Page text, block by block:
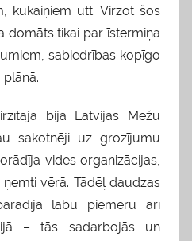
kukaiņiem utt. Virzot šos
domāts tikai par īstermiņa
sabiedrības kopīgo
bija Latvijas Mežu
sakotnēji uz grozījumu
vides organizācijas,
vērā. Tādēļ daudzas
labu piemēru arī
– tās sadarbojās un